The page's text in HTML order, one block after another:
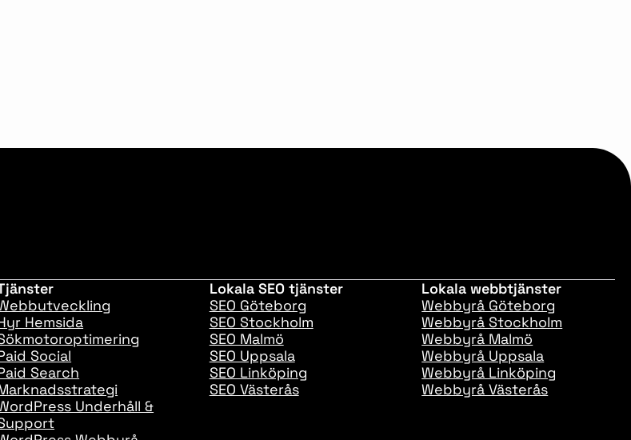
Hemsida
Social
Search
Underhåll &
Lokala SEO tjänster
SEO Göteborg
SEO Stockholm
SEO Malmö
SEO Uppsala
SEO Linköping
SEO Västerås
Lokala webbtjänster
Webbyrå Göteborg
Webbyrå Stockholm
Webbyrå Malmö
Webbyrå Uppsala
Webbyrå Linköping
Webbyrå Västerås